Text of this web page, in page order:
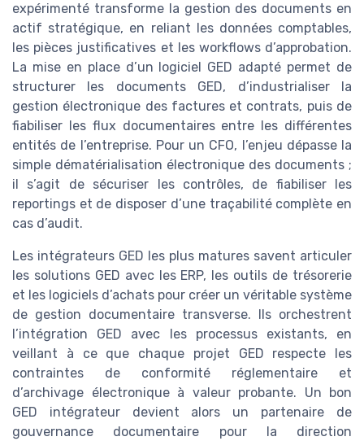
expérimenté transforme la gestion des documents en
actif stratégique, en reliant les données comptables,
les pièces justificatives et les workflows d’approbation.
La mise en place d’un logiciel GED adapté permet de
structurer les documents GED, d’industrialiser la
gestion électronique des factures et contrats, puis de
fiabiliser les flux documentaires entre les différentes
entités de l’entreprise. Pour un CFO, l’enjeu dépasse la
simple dématérialisation électronique des documents ;
il s’agit de sécuriser les contrôles, de fiabiliser les
reportings et de disposer d’une traçabilité complète en
cas d’audit.
Les intégrateurs GED les plus matures savent articuler
les solutions GED avec les ERP, les outils de trésorerie
et les logiciels d’achats pour créer un véritable système
de gestion documentaire transverse. Ils orchestrent
l’intégration GED avec les processus existants, en
veillant à ce que chaque projet GED respecte les
contraintes de conformité réglementaire et
d’archivage électronique à valeur probante. Un bon
GED intégrateur devient alors un partenaire de
gouvernance documentaire pour la direction